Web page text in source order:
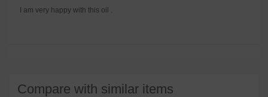
I am very happy with this oil .
Compare with similar items